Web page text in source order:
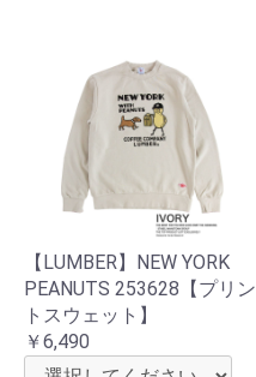
【LUMBER】NEW YORK
PEANUTS 253628【プリン
トスウェット】
￥6,490